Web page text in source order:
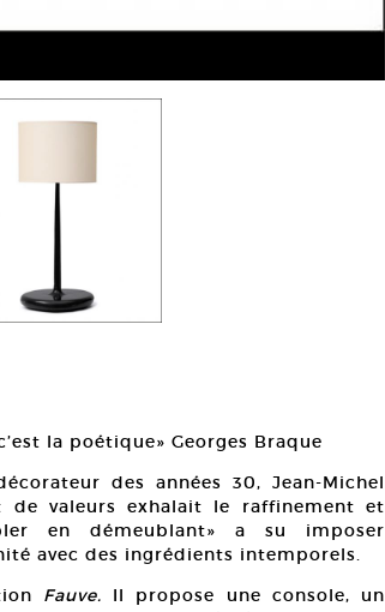
la poétique» Georges Braque
des années 30, Jean-Michel
valeurs exhalait le raffinement et
en démeublant» a su imposer
avec des ingrédients intemporels.
Fauve. Il propose une console, un